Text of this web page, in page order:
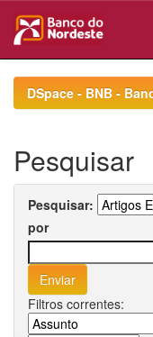
navigationDSpace - BNB -
Pesquisar
Pesquisar:
por
Filtros correntes: